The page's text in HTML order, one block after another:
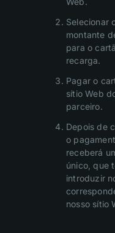
Selecionar
montante
para o
recarga.
Pagar o
sítio Web
parceiro.
Depois de
o
receberá
único, que
introduzir
nosso sítio